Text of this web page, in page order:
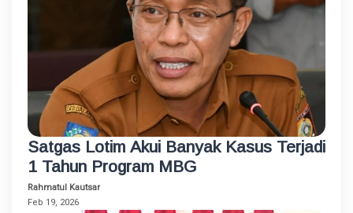
Satgas Lotim Akui Banyak Kasus Terjadi
1 Tahun Program MBG
Rahmatul Kautsar
Feb 19, 2026